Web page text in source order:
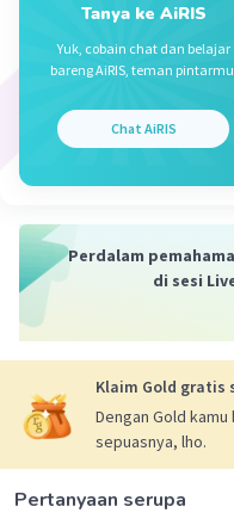
PQ² = 9 - 1
PQ = √8 = 2√2
•Sisi di depan
•Sisi di samping
•Rumus tan
Tan R= 2√2/1
Tan R=2√2
Za Z Level 100
30 April 2026 12:32
Tanya ke AiRIS
Yuk, cobain chat dan belajar
bareng AiRIS, teman
Chat AiRIS
Perdalam
di sesi
Klaim Gold gratis
Dengan Gold
sepuasnya, lho.
Pertanyaan serupa